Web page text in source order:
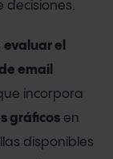
decisiones.
evaluar el
email
incorpora
gráficos en
disponibles